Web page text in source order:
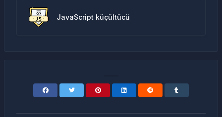
JavaScript küçültücü